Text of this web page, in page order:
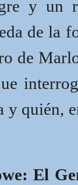
y un
de la
de
y quién,
El